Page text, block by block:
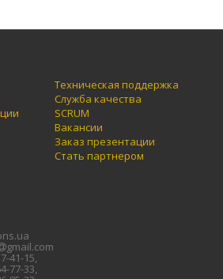
Техническая поддержка
Служба качества
SCRUM
Вакансии
Заказ презентации
Стать партнером
gmail.com
41-15,
77-33,